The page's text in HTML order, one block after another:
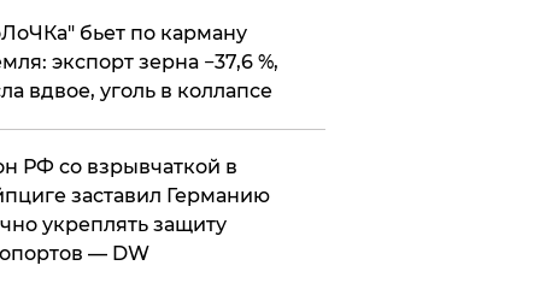
бьет по карману
экспорт зерна −37,6 %,
вдвое, уголь в коллапсе
РФ со взрывчаткой в
заставил Германию
укреплять защиту
— DW